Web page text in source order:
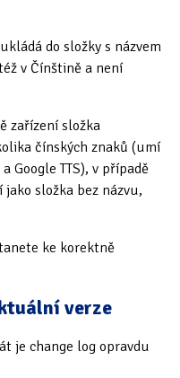
do složky s názvem
v Čínštině a není
zařízení složka
čínských znaků (umí
Google TTS), v případě
složka bez názvu,
ke korektně
verze
je change log opravdu